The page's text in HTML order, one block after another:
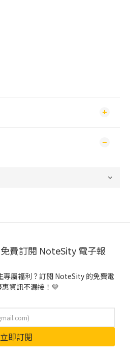
免費訂閱 NoteSity 電子報
專屬福利？訂閱 NoteSity 的免費電
資訊不漏接！💛
立即訂閱